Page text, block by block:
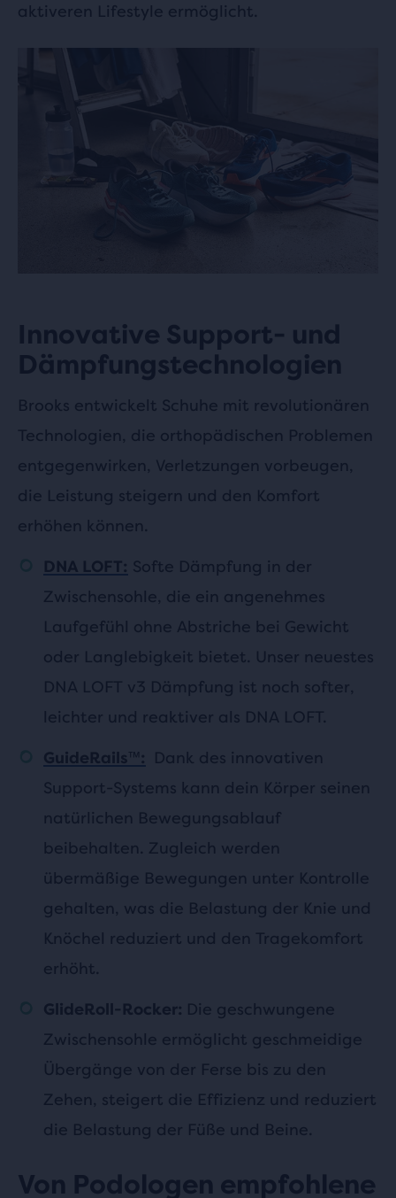
aktiveren Lifestyle ermöglicht.
Innovative Support- und
Dämpfungstechnologien
Brooks entwickelt Schuhe mit revolutionären
Technologien, die orthopädischen Problemen
entgegenwirken, Verletzungen vorbeugen,
die Leistung steigern und den Komfort
erhöhen können.
DNA LOFT: Softe Dämpfung in der
Zwischensohle, die ein angenehmes
Laufgefühl ohne Abstriche bei Gewicht
oder Langlebigkeit bietet. Unser neuestes
DNA LOFT v3 Dämpfung ist noch softer,
leichter und reaktiver als DNA LOFT.
GuideRails™:
Dank des innovativen
Support-Systems kann dein Körper seinen
natürlichen Bewegungsablauf
beibehalten. Zugleich werden
übermäßige Bewegungen unter Kontrolle
gehalten, was die Belastung der Knie und
Knöchel reduziert und den Tragekomfort
erhöht.
GlideRoll-Rocker: Die geschwungene
Zwischensohle ermöglicht geschmeidige
Übergänge von der Ferse bis zu den
Zehen, steigert die Effizienz und reduziert
die Belastung der Füße und Beine.
Von Podologen empfohlene